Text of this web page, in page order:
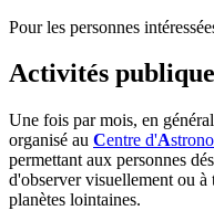
Pour les personnes
Activités
Une fois par mois, en
organisé au Centre d'A
permettant aux personnes
d'observer visuellement ou à
planètes lointaines.